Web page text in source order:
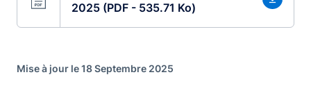
2025 (PDF - 535.71 Ko)
Mise à jour le 18 Septembre 2025